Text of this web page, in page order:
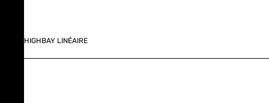
HIGHBAY LINÉAIRE